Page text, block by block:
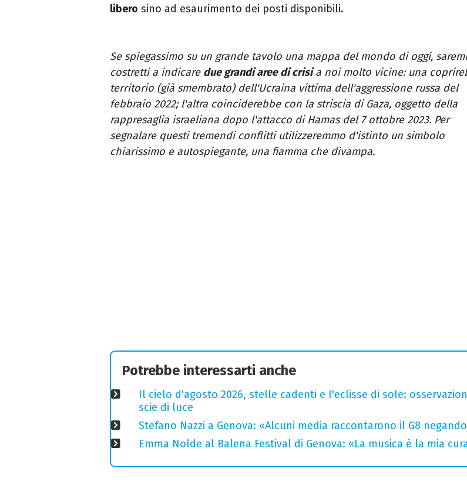
libero sino ad esaurimento dei posti disponibili.
Se spiegassimo su un grande tavolo una mappa del mondo di oggi,
costretti a indicare due grandiaree di crisia noi molto vicine: una
territorio (già smembrato) dell'Ucraina vittima dell'aggressione russa del
febbraio 2022; l'altra coinciderebbe con la striscia di Gaza, oggetto della
rappresaglia israeliana dopo l'attacco di Hamas del 7 ottobre 2023. Per
segnalare questi tremendi conflitti utilizzeremmo d'istinto un simbolo
chiarissimo e autospiegante, una fiamma che divampa.
Potrebbe interessarti anche
Il cielo d'agosto 2026, stelle cadenti e l'eclisse di sole:
scie di luce
Stefano Nazzi a Genova: «Alcuni media raccontarono il G8
Emma Nolde al Balena Festival di Genova: «La musica è la mia